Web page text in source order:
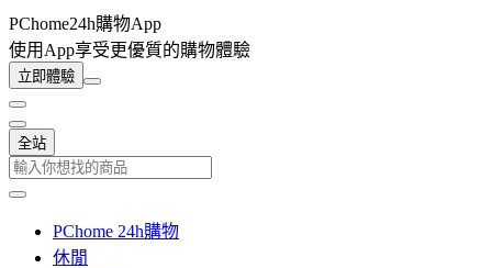
PChome24h購物App
使用App享受更優質的購物體驗
立即體驗
全站
PChome 24h購物
休閒